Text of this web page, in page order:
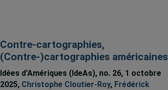
Contre-cartographies,
(Contre-)cartographies américaines
Idées d'Amériques (IdeAs), no. 26, 1 octobre
2025, Christophe Cloutier-Roy, Frédérick